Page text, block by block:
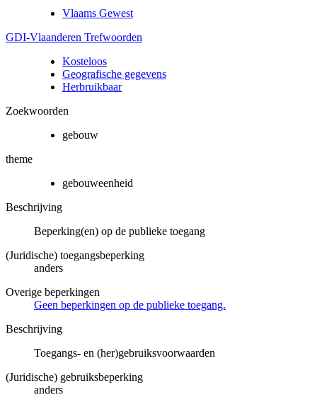
Vlaams Gewest
GDI-Vlaanderen Trefwoorden
Kosteloos
Geografische gegevens
Herbruikbaar
Zoekwoorden
gebouw
theme
gebouweenheid
Beschrijving
Beperking(en) op de publieke toegang
(Juridische) toegangsbeperking
anders
Overige beperkingen
Geen beperkingen op de publieke toegang.
Beschrijving
Toegangs- en (her)gebruiksvoorwaarden
(Juridische) gebruiksbeperking
anders